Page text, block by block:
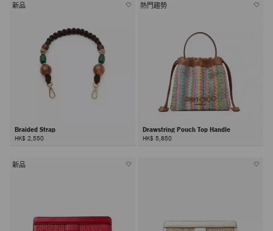
新品
Braided Strap
HK$ 2,550
熱門趨勢
Drawstring Pouch Top Handle
HK$ 5,850
新品